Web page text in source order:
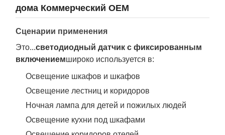
дома Коммерческий OEM
Сценарии применения
Это...светодиодный датчик с фиксированным
включениемшироко используется в:
Освещение шкафов и шкафов
Освещение лестниц и коридоров
Ночная лампа для детей и пожилых людей
Освещение кухни под шкафами